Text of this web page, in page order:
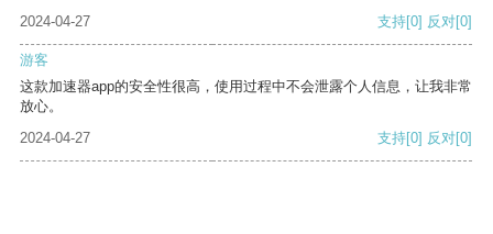
2024-04-27 支持[0] 反对[0]
游客
这款加速器app的安全性很高，使用过程中不会泄露个人信息，让我非常
放心。
2024-04-27
支持[0] 反对[0]